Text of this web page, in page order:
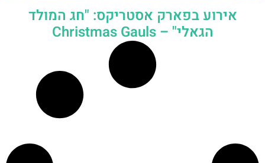
אירוע בפארק אסטריקס: "חג המולד
הגאלי" – Christmas Gauls